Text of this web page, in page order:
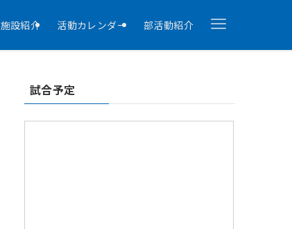
施設紹介 活動カレンダー 部活動紹介
試合予定